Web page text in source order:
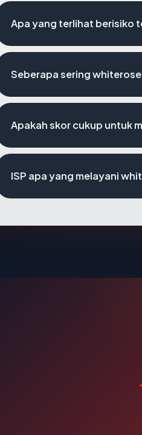
Apa yang terlihat berisiko
Seberapa sering
Apakah skor cukup untuk
ISP apa yang melayani